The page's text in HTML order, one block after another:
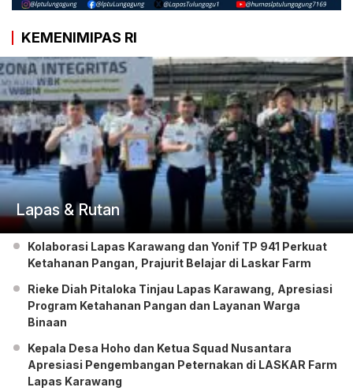
KEMENIMIPAS RI
Lapas & Rutan
Kolaborasi Lapas Karawang dan Yonif TP 941 Perkuat
Ketahanan Pangan, Prajurit Belajar di Laskar Farm
Rieke Diah Pitaloka Tinjau Lapas Karawang, Apresiasi
Program Ketahanan Pangan dan Layanan Warga
Binaan
Kepala Desa Hoho dan Ketua Squad Nusantara
Apresiasi Pengembangan Peternakan di LASKAR Farm
Lapas Karawang